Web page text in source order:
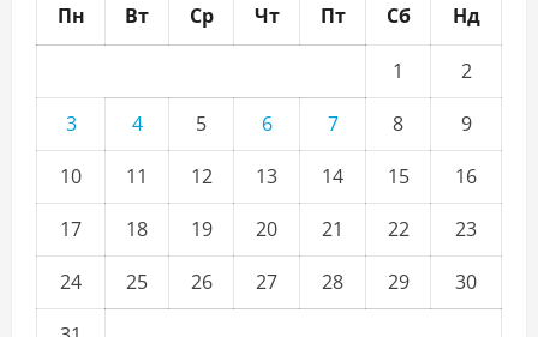
Пн Вт Ср Чт Пт Сб Нд
1
2
3
4 5 6 7 8
9
10
11 12 13 14 15
16
17
18 19 20 21 22
23
24
25 26 27 28 29
30